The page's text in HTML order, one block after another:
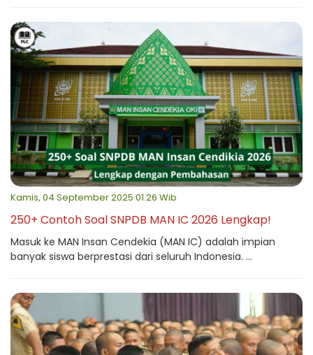
Kamis, 04 September 2025 01:26 Wib
250+ Contoh Soal SNPDB MAN IC 2026 Lengkap!
Masuk ke MAN Insan Cendekia (MAN IC) adalah impian
banyak siswa berprestasi dari seluruh Indonesia. ...